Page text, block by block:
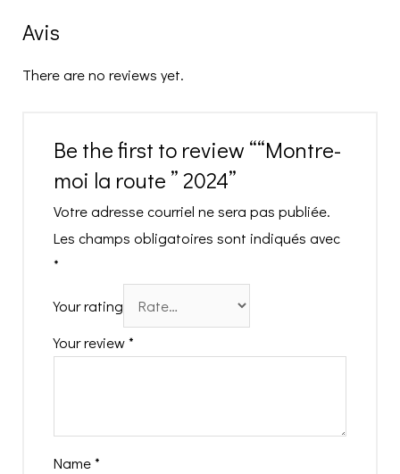
Avis
There are no reviews yet.
Be the first to review ““Montre-
moi la route ” 2024”
Votre adresse courriel ne sera pas publiée.
Les champs obligatoires sont indiqués avec
*
Your rating
Your review*
Name*